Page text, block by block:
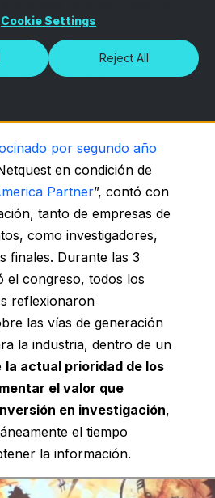
Cookie Settings
Reject All
la región compartieron
durante el último año,
en el ámbito de la
por segundo año
en condición de
Partner”, contó con
tanto de empresas de
como investigadores,
finales. Durante las 3
el congreso, todos los
reflexionaron
las vías de generación
la industria, dentro de un
la actual prioridad de los
el valor que
en investigación,
el tiempo
la información.